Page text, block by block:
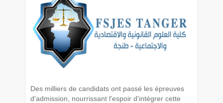
Des milliers de candidats ont passé les épreuves
d'admission, nourrissant l'espoir d'intégrer cette